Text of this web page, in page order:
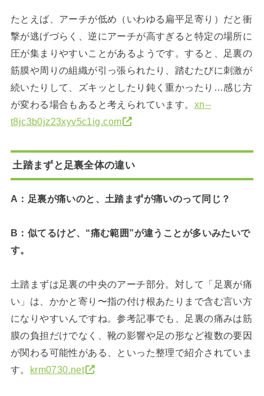
たとえば、アーチが低め（いわゆる扁平足寄り）だと衝
撃が逃げづらく、逆にアーチが高すぎると特定の場所に
圧が集まりやすいことがあるようです。すると、足裏の
筋膜や周りの組織が引っ張られたり、踏むたびに刺激が
続いたりして、ズキッとしたり鈍く重かったり…感じ方
が変わる場合もあると考えられています。 xn--
t8jc3b0jz23xyv5c1ig.com
土踏まずと足裏全体の違い
A：足裏が痛いのと、土踏まずが痛いのって同じ？
B：似てるけど、“痛む範囲”が違うことが多いみたいで
す。
土踏まずは足裏の中央のアーチ部分。対して「足裏が痛
い」は、かかと寄り〜指の付け根あたりまで含む言い方
になりやすいんですね。参考記事でも、足裏の痛みは筋
膜の負担だけでなく、靴の影響や足の形など複数の要因
が関わる可能性がある、といった整理で紹介されていま
す。 krm0730.net